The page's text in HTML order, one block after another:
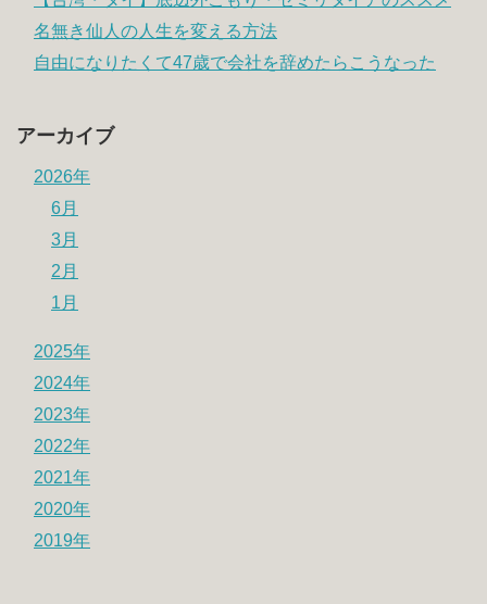
名無き仙人の人生を変える方法
自由になりたくて47歳で会社を辞めたらこうなった
アーカイブ
2026年
6月
3月
2月
1月
2025年
2024年
2023年
2022年
2021年
2020年
2019年